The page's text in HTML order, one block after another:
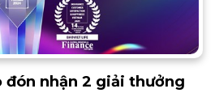
đón nhận 2 giải thưởng